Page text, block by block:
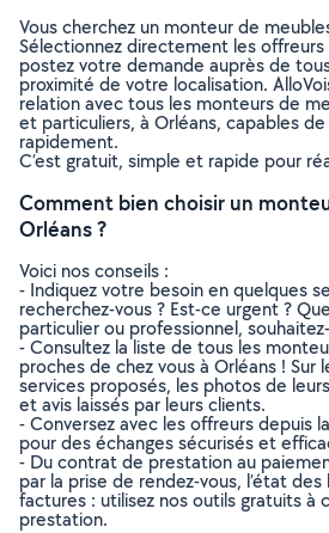
Vous cherchez un monteur de
Sélectionnez directement les
postez votre demande auprès de
proximité de votre localisation.
relation avec tous les monteurs de
et particuliers, à Orléans, capables
rapidement.
C’est gratuit, simple et rapide pour
Comment bien choisir un
Orléans ?
Voici nos conseils :
- Indiquez votre besoin en quelques
recherchez-vous ? Est-ce urgent ?
particulier ou professionnel,
- Consultez la liste de tous les
proches de chez vous à Orléans ! Sur
services proposés, les photos de
et avis laissés par leurs clients.
- Conversez avec les offreurs depuis
pour des échanges sécurisés et
- Du contrat de prestation au
par la prise de rendez-vous, l’état
factures : utilisez nos outils gratuits à
prestation.